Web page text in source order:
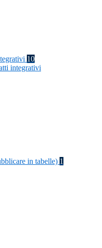
10
integrativi
in tabelle) 1